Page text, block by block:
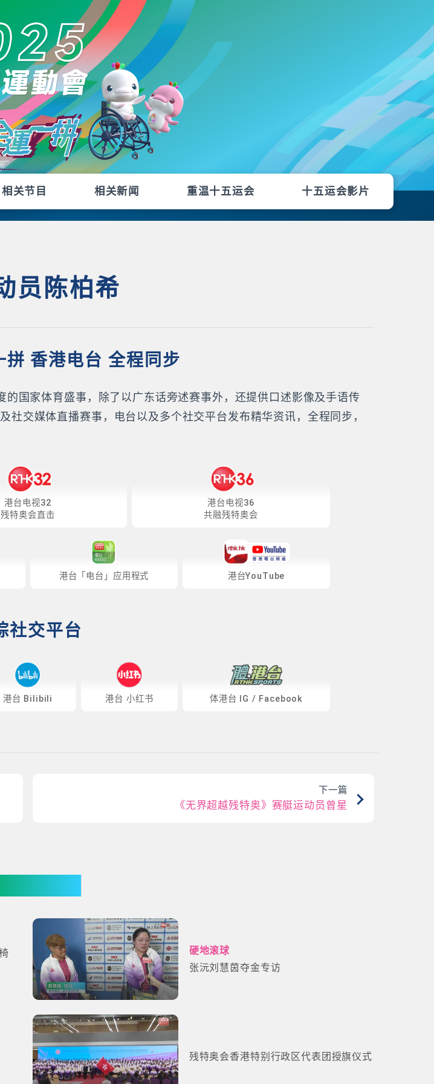
相关节目 相关新闻 重温十五运会 十五运会影片
员陈柏希
香港电台 全程同步
国家体育盛事，除了以广东话旁述赛事外，还提供口述影像及手语传
交媒体直播赛事，电台以及多个社交平台发布精华资讯，全程同步，
港台电视32
残特奥会直击
港台电视36
共融残特奥会
港台「电台」应用程式 港台YouTube
社交平台
港台 Bilibili 港台 小红书 体港台 IG / Facebook
下一篇
《无界超越残特奥》赛艇运动员曾星
硬地滚球
张沅刘慧茵夺金专访
残特奥会香港特别行政区代表团授旗仪式